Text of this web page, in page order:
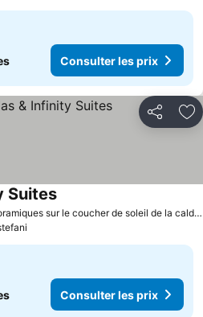
Consulter les prix
Partager
Vues panoramiques sur le coucher de soleil de la caldeira
SuitesConsulter les prix
Consulter les prix